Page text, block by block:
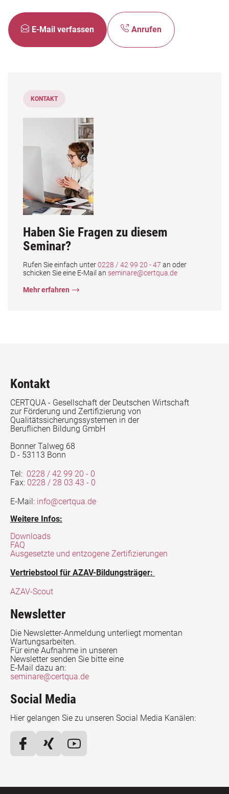
E-Mail verfassen Anrufen
KONTAKT
Haben Sie Fragen zu diesem
Seminar?
Rufen Sie einfach unter0228 / 42 99 20 - 47 an oder
schicken Sie eine E-Mail an seminare@certqua.de
Mehr erfahren
Kontakt
CERTQUA - Gesellschaft der Deutschen Wirtschaft
zur Förderung und Zertifizierung von
Qualitätssicherungssystemen in der
Beruflichen Bildung GmbH
Bonner Talweg 68
D - 53113 Bonn
Tel: 0228 / 42 99 20 - 0
Fax: 0228 / 28 03 43 - 0
E-Mail: info@certqua.de
Weitere Infos:
Downloads
FAQ
Ausgesetzte und entzogene Zertifizierungen
Vertriebstool für AZAV-Bildungsträger:
AZAV-Scout
Newsletter
Die Newsletter-Anmeldung unterliegt momentan
Wartungsarbeiten.
Für eine Aufnahme in unseren
Newsletter senden Sie bitte eine
E-Mail dazu an:
seminare@certqua.de
Social Media
Hier gelangen Sie zu unseren Social Media Kanälen: